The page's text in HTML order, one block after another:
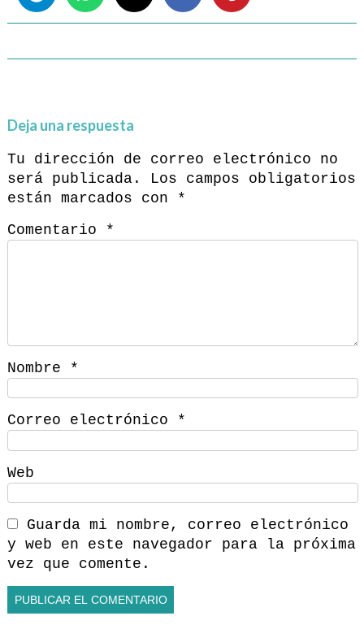
Deja una respuesta
Tu dirección de correo electrónico no
será publicada.
Los campos obligatorios
están marcados con
*
Comentario
*
Nombre *
Correo electrónico *
Web
Guarda mi nombre, correo electrónico
y web en este navegador para la próxima
vez que comente.